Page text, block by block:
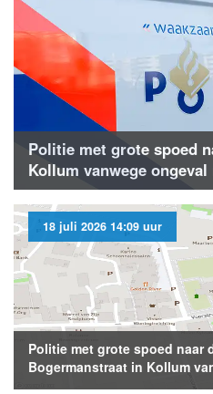
Politie met grote spoed
Kollum vanwege
18 juli 2026 14:09 uur
Politie met grote spoed naar
Bogermanstraat in Kollum